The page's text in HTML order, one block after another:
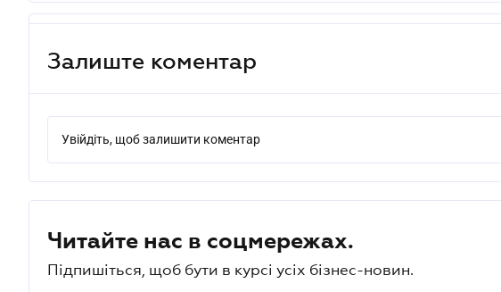
Залиште коментар
Увійдіть, щоб залишити коментар
Читайте нас в соцмережах.
Підпишіться, щоб бути в курсі усіх бізнес-новин.